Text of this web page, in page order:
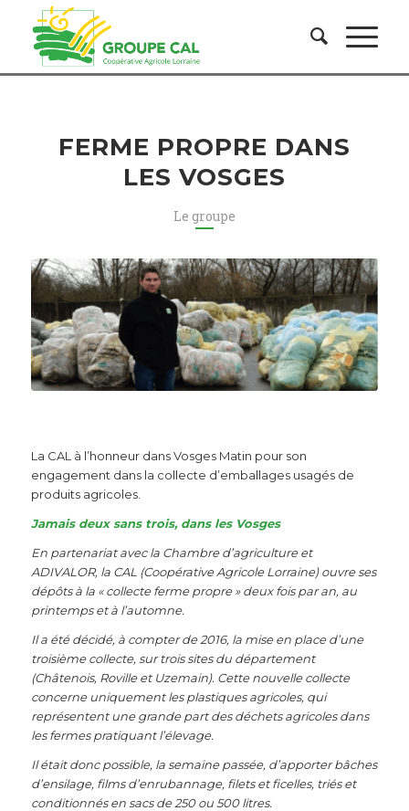
FERME PROPRE DANS
LES VOSGES
Le groupe
La CAL à l’honneur dans Vosges Matin pour son
engagement dans la collecte d’emballages usagés de
produits agricoles.
Jamais deux sans trois, dans les Vosges
En partenariat avec la Chambre d’agriculture et
ADIVALOR, la CAL (Coopérative Agricole Lorraine) ouvre ses
dépôts à la « collecte ferme propre » deux fois par an, au
printemps et à l’automne.
Il a été décidé, à compter de 2016, la mise en place d’une
troisième collecte, sur trois sites du département
(Châtenois, Roville et Uzemain). Cette nouvelle collecte
concerne uniquement les plastiques agricoles, qui
représentent une grande part des déchets agricoles dans
les fermes pratiquant l’élevage.
Il était donc possible, la semaine passée, d’apporter bâches
d’ensilage, films d’enrubannage, filets et ficelles, triés et
conditionnés en sacs de 250 ou 500 litres.